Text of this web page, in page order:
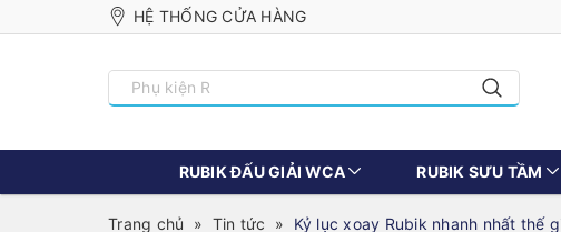
HỆ THỐNG CỬA HÀNG
RUBIK ĐẤU GIẢI WCA RUBIK SƯU TẦM
Trang chủ » Tin tức » Kỷ lục xoay Rubik nhanh nhất thế